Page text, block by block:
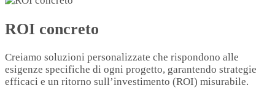
ROI concreto
Creiamo soluzioni personalizzate che rispondono alle
esigenze specifiche di ogni progetto, garantendo strategie
efficaci e un ritorno sull’investimento (ROI) misurabile.